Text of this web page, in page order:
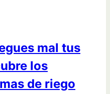
mal tus
los
de riego